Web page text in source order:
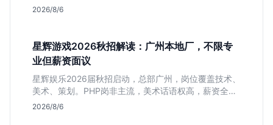
槛，分析算法、仿真等核心方向，帮你判断是否值得投
2026/8/6
星辉游戏2026秋招解读：广州本地厂，不限专
业但薪资面议
星辉娱乐2026届秋招启动，总部广州，岗位覆盖技术、
美术、策划。PHP岗非主流，美术话语权高，薪资全面
面议。适合想接触项目全流程的应届生，追求大厂光环
2026/8/6